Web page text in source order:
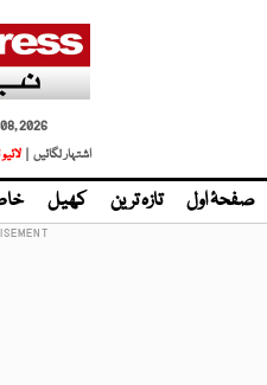
08, 2026
اشتہار لگائیں |
صفحۂ اول تازہ ترین کھیل